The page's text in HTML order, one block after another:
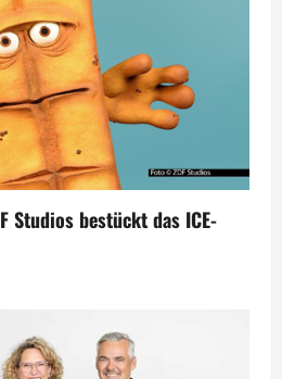
Studios bestückt das ICE-